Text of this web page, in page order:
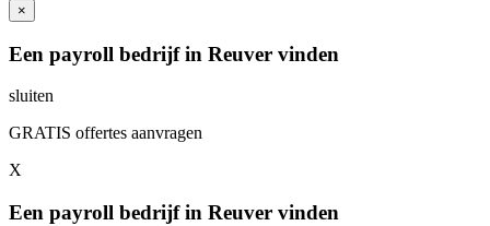
×
Een payroll bedrijf in Reuver vinden
sluiten
GRATIS offertes aanvragen
X
Een payroll bedrijf in Reuver vinden